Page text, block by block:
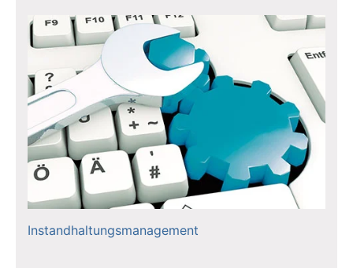
Instandhaltungsmanagement